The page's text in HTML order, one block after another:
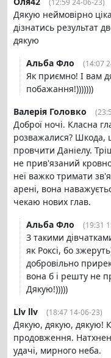
(12:59 24-06-23)
Дякую неймовірно
дізнатись результат
дякую
Альба Фло
(14:07
Як приємно! І вам
побажання!)))))))
Валерія Головко
Доброї ночі. Класна
розважалися? Шкода,
провчити Даніелу.
не прив'язаний
неї важко тримати
арені, вона
чекаю нових глав.
Альба Фло
(19:31
З такими
як Роксі, бо
добровільно
вона б і решту не
Дякую!)))))
Llv llv
(18:47 14-06-23)
Дякую, дякую, дякую!
продовження.
удачі, мирного неба.